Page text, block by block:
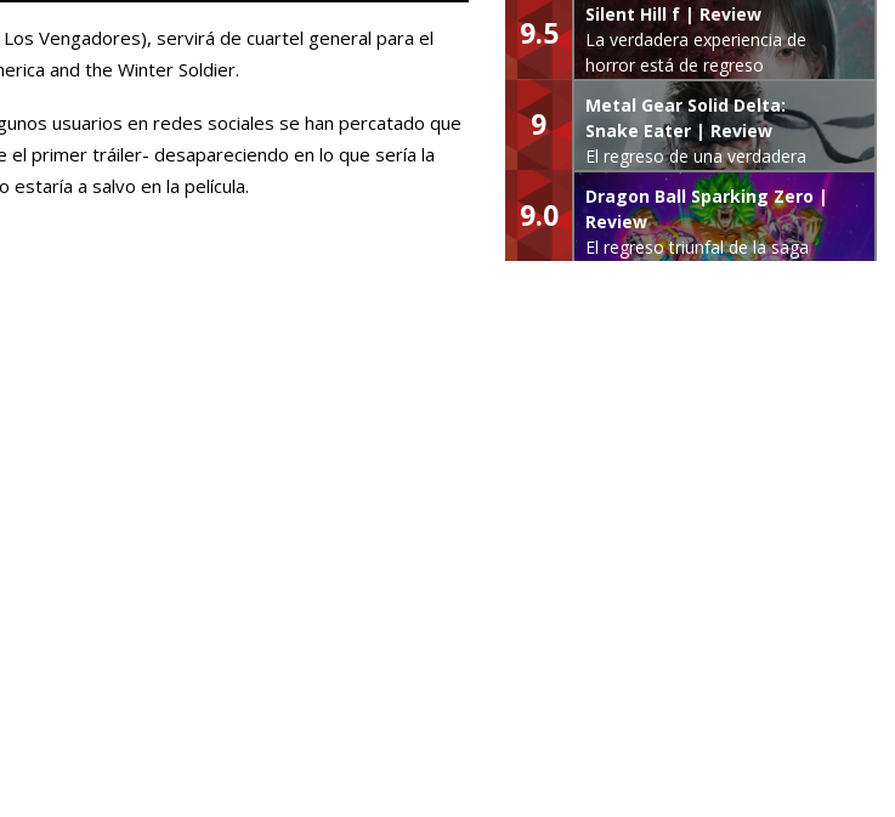
Los Vengadores), servirá de cuartel general para el
and the Winter Soldier.
usuarios en redes sociales se han percatado que
el primer tráiler- desapareciendo en lo que sería la
estaría a salvo en la película.
9.5
Silent Hill f | Review
La verdadera experiencia de
horror está de regreso
9
Metal Gear Solid Delta:
Snake Eater | Review
El regreso de una verdadera
leyenda
9.0
Dragon Ball Sparking Zero |
Review
El regreso triunfal de la saga